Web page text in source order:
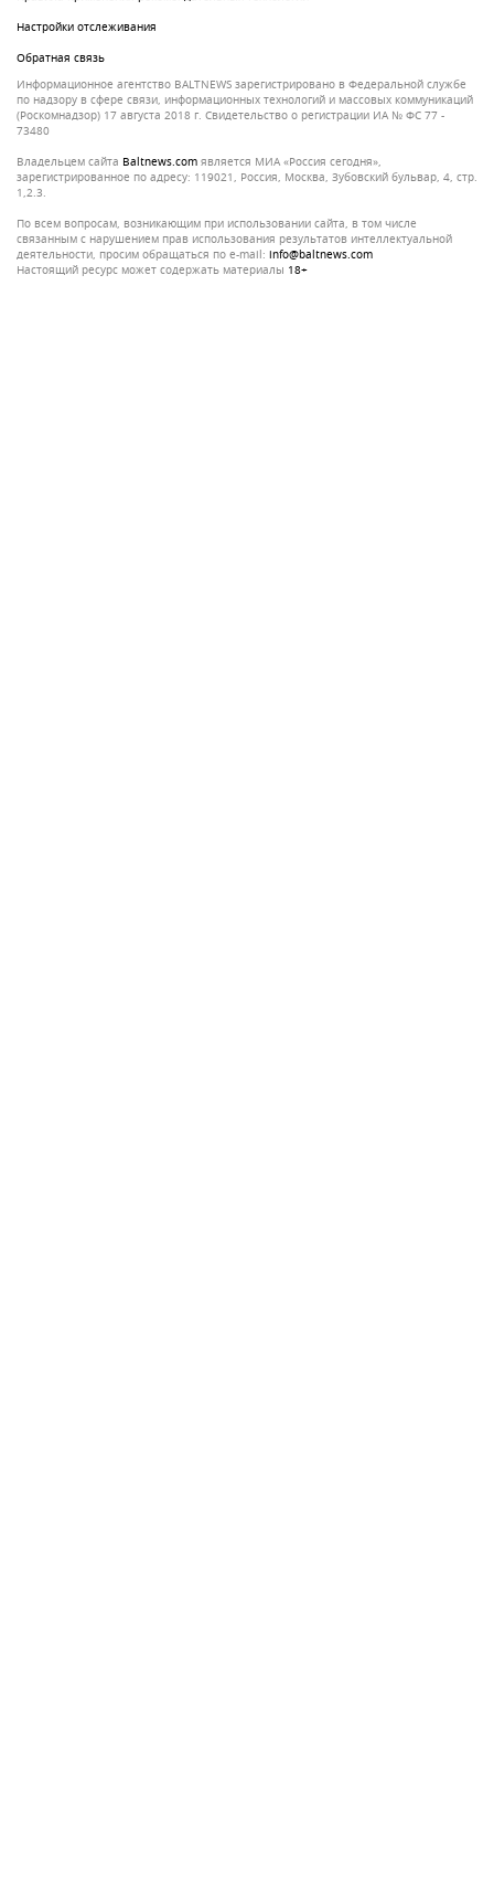
Настройки отслеживания
Обратная связь
Информационное агентство BALTNEWS зарегистрировано в Федеральной службе
по надзору в сфере связи, информационных технологий и массовых коммуникаций
(Роскомнадзор) 17 августа 2018 г. Свидетельство о регистрации ИА № ФС 77 -
73480
Владельцем сайта
baltnews.com является МИА «Россия сегодня»,
зарегистрированное по адресу: 119021, Россия, Москва, Зубовский бульвар, 4, стр.
1,2.3.
По всем вопросам, возникающим при использовании сайта, в том числе
связанным с нарушением прав использования результатов интеллектуальной
деятельности, просим обращаться по e-mail: info@baltnews.com
Настоящий ресурс может содержать материалы 18+